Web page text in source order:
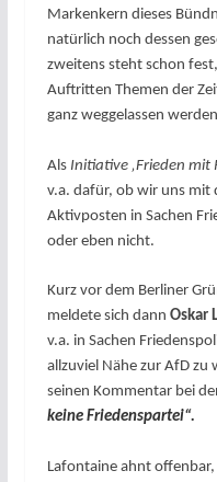
Markenkern dieses
natürlich noch dessen
zweitens steht schon
Auftritten Themen der
ganz weggelassen
Als Initiative ‚Frieden mit
v.a. dafür, ob wir uns mit
Aktivposten in Sachen
oder eben nicht.
Kurz vor dem Berliner
meldete sich dann Oskar
v.a. in Sachen
allzuviel Nähe zur AfD
seinen Kommentar bei
keine Friedenspartei“.
Lafontaine ahnt